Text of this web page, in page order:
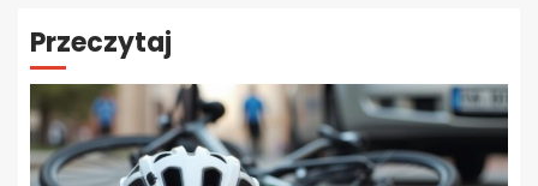
Przeczytaj